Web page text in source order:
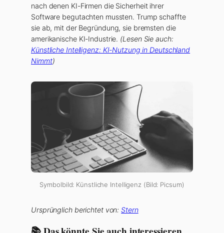
nach denen KI-Firmen die Sicherheit ihrer
Software begutachten mussten. Trump schaffte
sie ab, mit der Begründung, sie bremsten die
amerikanische KI-Industrie. (Lesen Sie auch:
Künstliche Intelligenz: KI-Nutzung in Deutschland
Nimmt)
Symbolbild: Künstliche Intelligenz (Bild: Picsum)
Ursprünglich berichtet von:Stern